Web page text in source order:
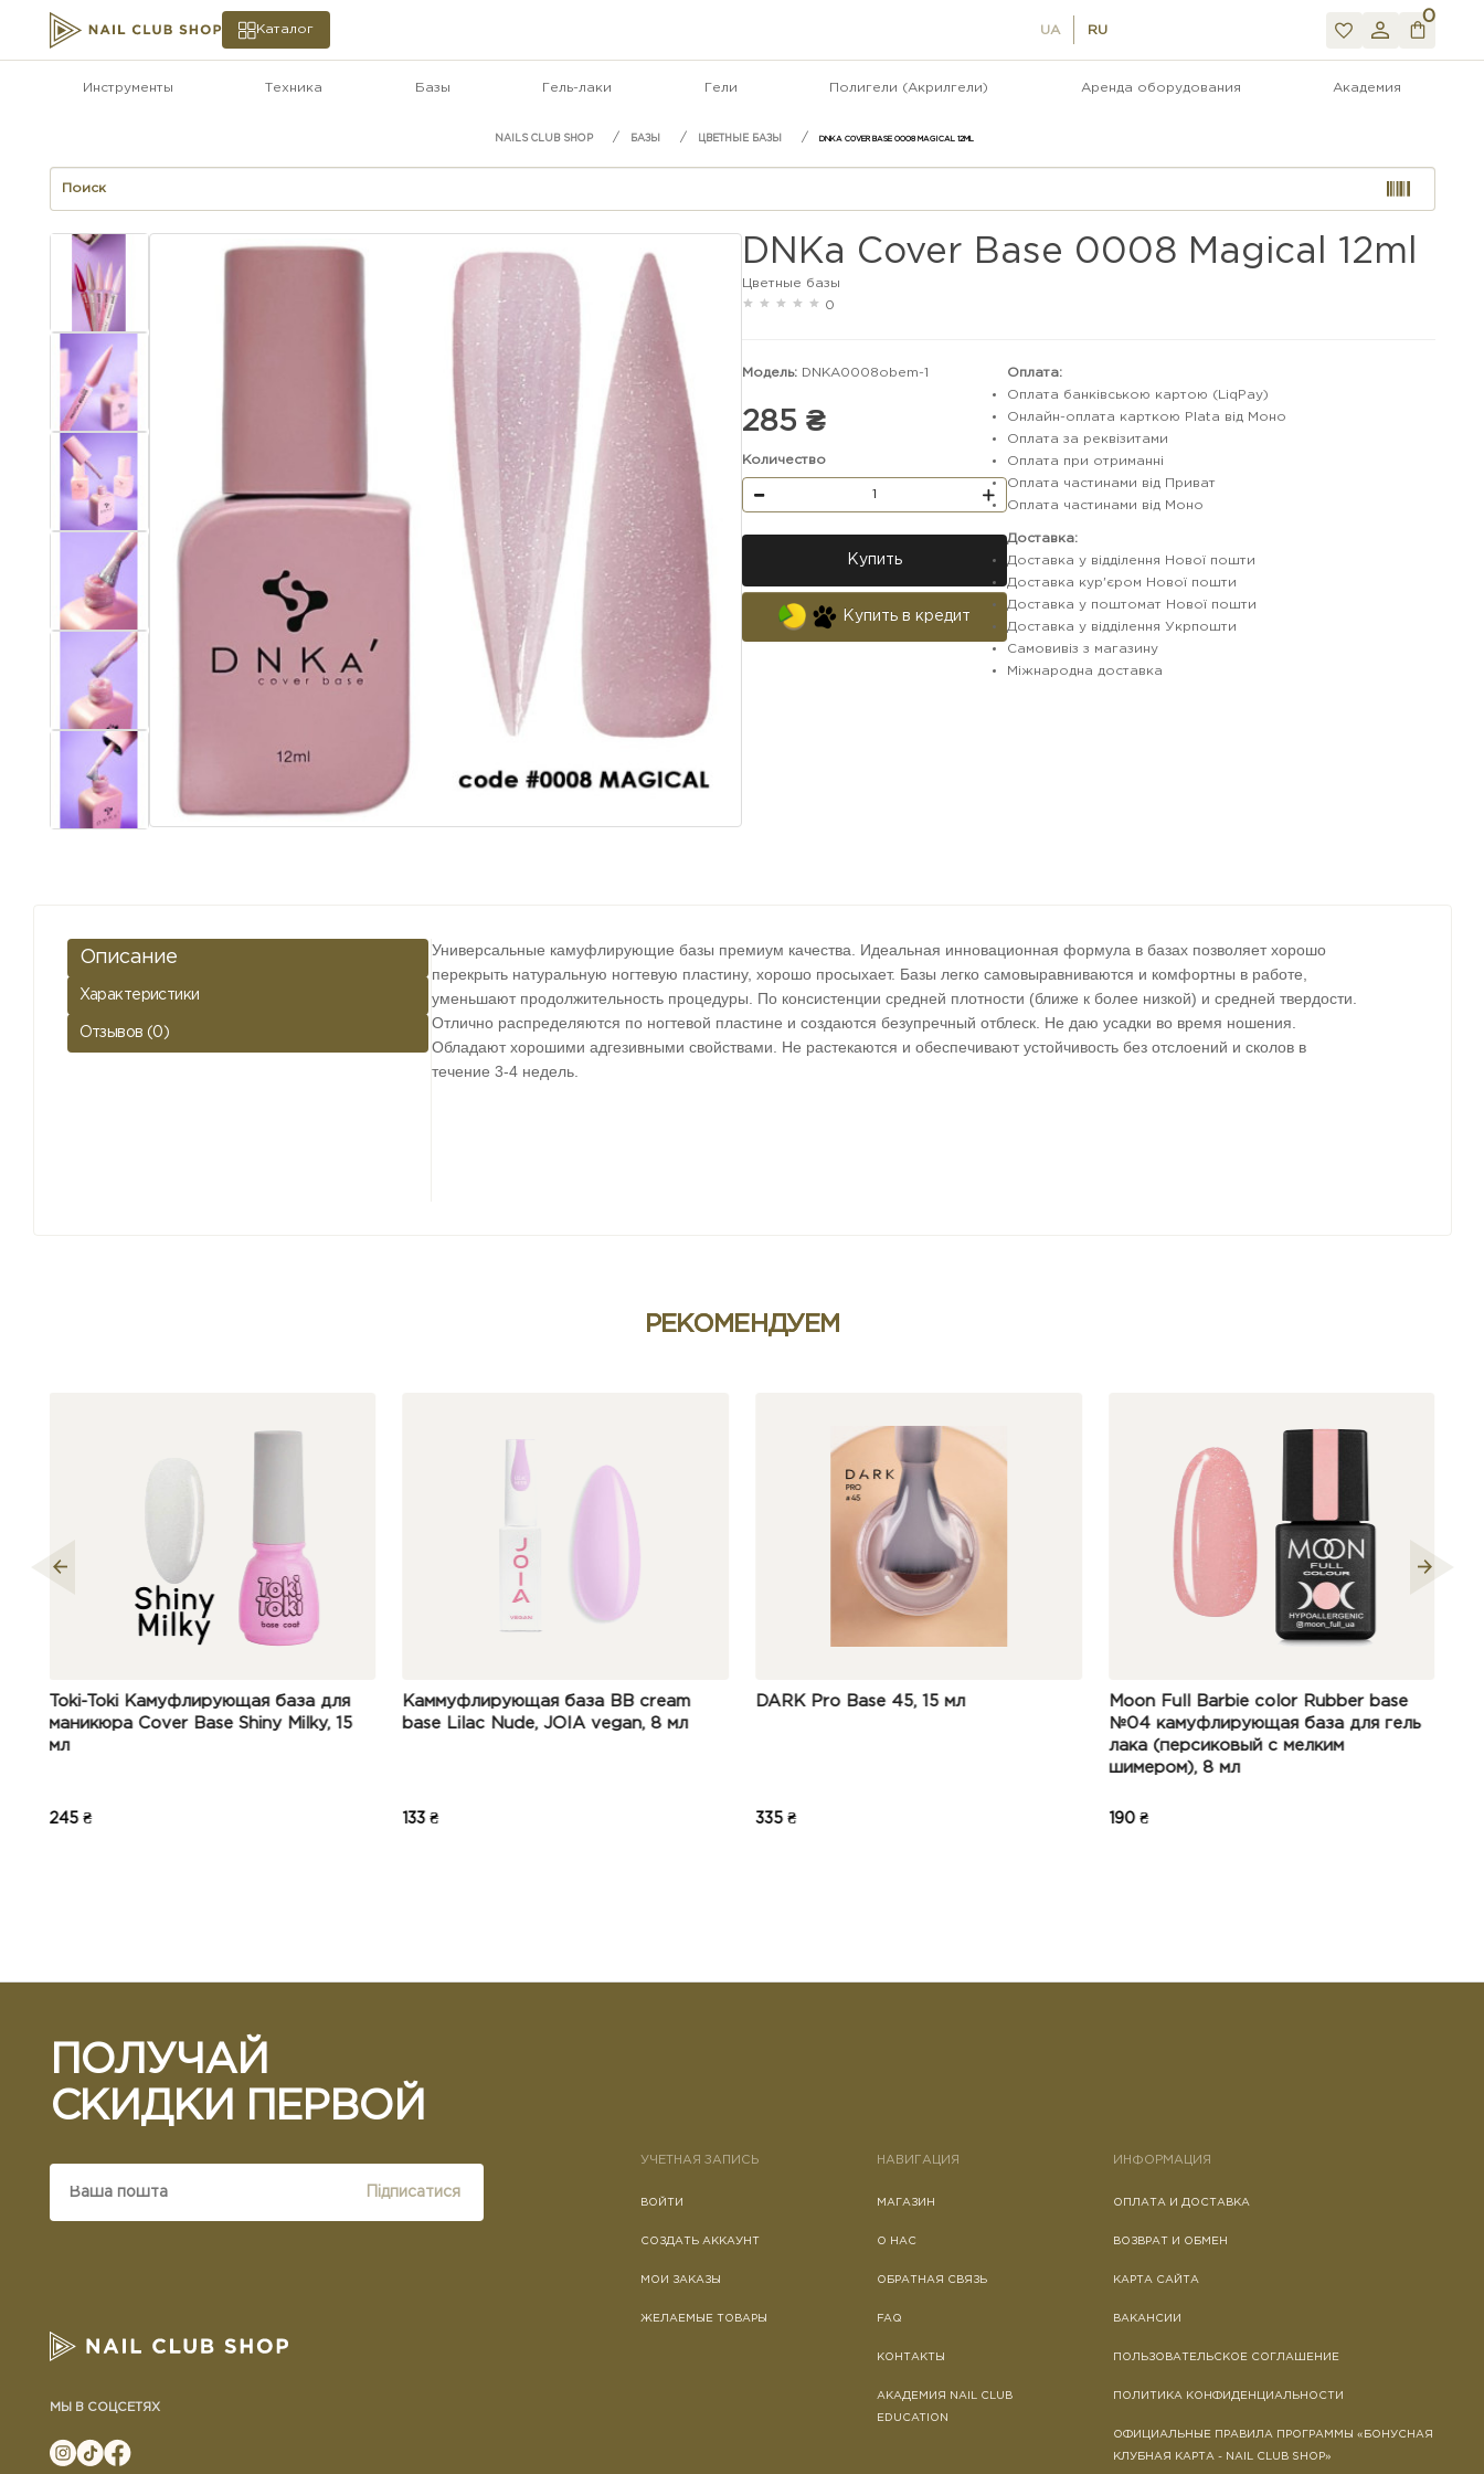
Каталог UA RU
0
Инструменты Техника Базы Гель-лаки Гели Полигели (Акрилгели) Аренда оборудования Академия
БАЗЫ ЦВЕТНЫЕ БАЗЫ DNKA COVER BASE 0008 MAGICAL 12ML
DNKa Cover Base 0008 Magical 12ml
Цветные базы
0
Модель: DNKA0008obem-1
285 ₴
Количество
Купить
Купить в кредит
Оплата:
Оплата банківською картою (LiqPay)
Онлайн-оплата карткою Plata від Моно
Оплата за реквізитами
Оплата при отриманні
Оплата частинами від Приват
Оплата частинами від Моно
Доставка:
Доставка у відділення Нової пошти
Доставка кур'єром Нової пошти
Доставка у поштомат Нової пошти
Доставка у відділення Укрпошти
Самовивіз з магазину
Міжнародна доставка
Описание
Характеристики
Отзывов (0)
Универсальные камуфлирующие базы премиум качества. Идеальная инновационная формула в базах позволяет хорошо
перекрыть натуральную ногтевую пластину, хорошо просыхает. Базы легко самовыравниваются и комфортны в работе,
уменьшают продолжительность процедуры. По консистенции средней плотности (ближе к более низкой) и средней твердости.
Отлично распределяются по ногтевой пластине и создаются безупречный отблеск. Не даю усадки во время ношения.
Обладают хорошими адгезивными свойствами. Не растекаются и обеспечивают устойчивость без отслоений и сколов в
течение 3-4 недель.
РЕКОМЕНДУЕМ
15
Каммуфлирующая база BB cream
base Lilac Nude, JOIA vegan, 8 мл
DARK Pro Base 45, 15 мл
Moon Full Barbie color Rubber base
№04 камуфлирующая база для гель
DARK Scotch Base, 15 мл
ПОЛУЧАЙ
СКИДКИ ПЕРВОЙ
Підписатися
МЫ В СОЦСЕТЯХ
УЧЕТНАЯ ЗАПИСЬ
ВОЙТИ
СОЗДАТЬ АККАУНТ
МОИ ЗАКАЗЫ
ЖЕЛАЕМЫЕ ТОВАРЫ
НАВИГАЦИЯ
МАГАЗИН
О НАС
ОБРАТНАЯ СВЯЗЬ
FAQ
КОНТАКТЫ
АКАДЕМИЯ NAIL CLUB
EDUCATION
ИНФОРМАЦИЯ
ОПЛАТА И ДОСТАВКА
ВОЗВРАТ И ОБМЕН
КАРТА САЙТА
ВАКАНСИИ
ПОЛЬЗОВАТЕЛЬСКОЕ СОГЛАШЕНИЕ
ПОЛИТИКА КОНФИДЕНЦИАЛЬНОСТИ
ОФИЦИАЛЬНЫЕ ПРАВИЛА ПРОГРАММЫ «БОНУСНАЯ
КЛУБНАЯ КАРТА - NAIL CLUB SHOP»